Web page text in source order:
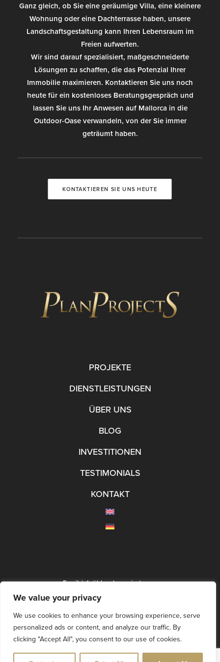
We value your privacy
We use cookies to enhance your browsing experience, serve
personalized ads or content, and analyze our traffic. By
clicking "Accept All", you consent to our use of cookies.
Ganz gleich, ob Sie eine geräumige Villa, eine kleinere
Wohnung oder eine Dachterrasse haben, unsere
Landschaftsgestaltung kann Ihren Lebensraum im
Freien aufwerten.
Wir sind darauf spezialisiert, maßgeschneiderte
Lösungen zu schaffen, die das Potenzial Ihrer
Immobilie maximieren. Kontaktieren Sie uns noch
heute für ein kostenloses Beratungsgespräch und
lassen Sie uns Ihr Anwesen auf Mallorca in die
Outdoor-Oase verwandeln, von der Sie immer
geträumt haben.
KONTAKTIEREN SIE UNS HEUTE
PROJEKTE
DIENSTLEISTUNGEN
ÜBER UNS
BLOG
INVESTITIONEN
TESTIMONIALS
KONTAKT
Email:info@blueplanprojects.com
©2024 Plan Projects. All rights reserved.